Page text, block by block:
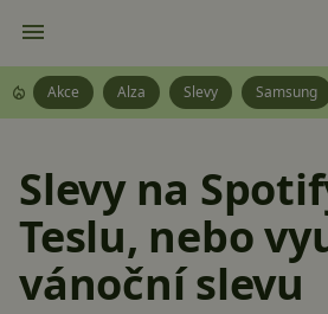
Akce Alza Slevy Samsung
Slevy na
Teslu, nebo
vánoční slevu